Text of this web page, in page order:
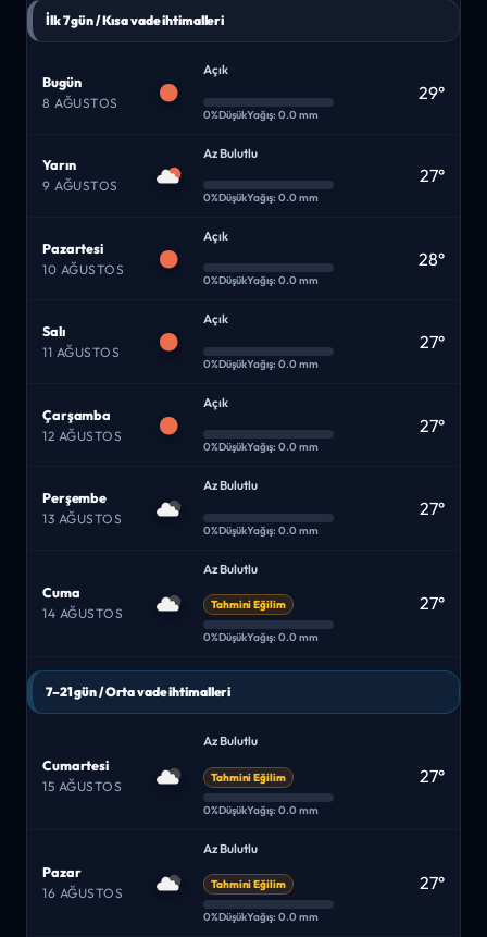
İlk 7 gün / Kısa vade ihtimalleri
Bugün
8 AĞUSTOS
Açık
0%DüşükYağış: 0.0 mm
29°
Yarın
9 AĞUSTOS
Az Bulutlu
0%DüşükYağış: 0.0 mm
27°
Pazartesi
10 AĞUSTOS
Açık
0%DüşükYağış: 0.0 mm
28°
Salı
11 AĞUSTOS
Açık
0%DüşükYağış: 0.0 mm
27°
Çarşamba
12 AĞUSTOS
Açık
0%DüşükYağış: 0.0 mm
27°
Perşembe
13 AĞUSTOS
Az Bulutlu
0%DüşükYağış: 0.0 mm
27°
Cuma
14 AĞUSTOS
Az Bulutlu
Tahmini Eğilim
0%DüşükYağış: 0.0 mm
27°
7–21 gün / Orta vade ihtimalleri
Cumartesi
15 AĞUSTOS
Az Bulutlu
Tahmini Eğilim
0%DüşükYağış: 0.0 mm
27°
Pazar
16 AĞUSTOS
Az Bulutlu
Tahmini Eğilim
0%DüşükYağış: 0.0 mm
27°